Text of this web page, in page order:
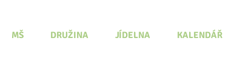
MŠ DRUŽINA JÍDELNA KALENDÁŘ